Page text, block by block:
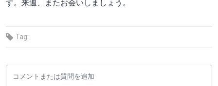
す。来週、またお会いしましょう。
Tag: